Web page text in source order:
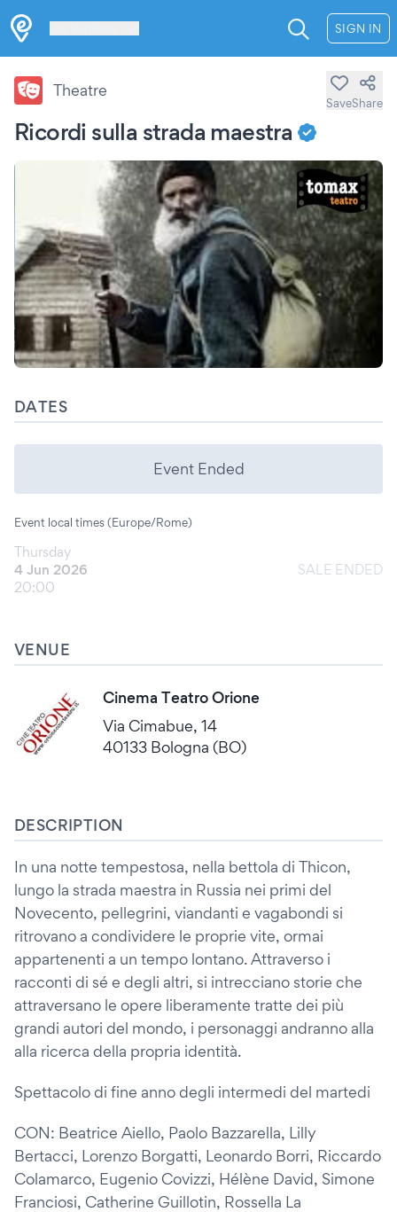
SIGN IN
Ricordi sulla strada maestra
Theatre
SaveShare
DATES
Event Ended
Event local times (Europe/Rome)
Thursday
4 Jun 2026
20:00
SALE ENDED
VENUE
Cinema Teatro Orione
Via Cimabue, 14
40133 Bologna (BO)
DESCRIPTION
In una notte tempestosa, nella bettola di Thicon,
lungo la strada maestra in Russia nei primi del
Novecento, pellegrini, viandanti e vagabondi si
ritrovano a condividere le proprie vite, ormai
appartenenti a un tempo lontano. Attraverso i
racconti di sé e degli altri, si intrecciano storie che
attraversano le opere liberamente tratte dei più
grandi autori del mondo, i personaggi andranno alla
alla ricerca della propria identità.
Spettacolo di fine anno degli intermedi del martedi
CON: Beatrice Aiello, Paolo Bazzarella, Lilly
Bertacci, Lorenzo Borgatti, Leonardo Borri, Riccardo
Colamarco, Eugenio Covizzi, Hélène David, Simone
Franciosi, Catherine Guillotin, Rossella La